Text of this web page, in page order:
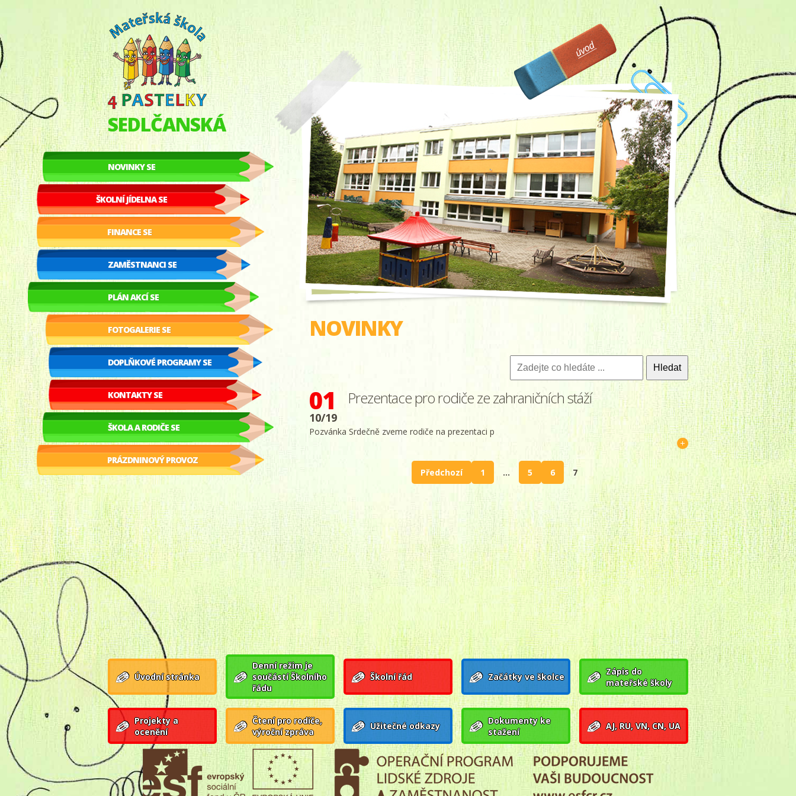
SEDLČANSKÁ
NOVINKY SE
ŠKOLNÍ JÍDELNA SE
FINANCE SE
ZAMĚSTNANCI SE
PLÁN AKCÍ SE
FOTOGALERIE SE
DOPLŇKOVÉ PROGRAMY SE
KONTAKTY SE
ŠKOLA A RODIČE SE
PRÁZDNINOVÝ PROVOZ
NOVINKY
co
hledáte
01
10/19
Prezentace pro rodiče ze zahraničních stáží
Pozvánka Srdečně zveme rodiče na prezentaci p
Předchozí 1 … 5 6 7
Úvodní stránka
Denní režim je
součástí Školního
řádu
Školní řád Začátky ve školce
Zápis do
mateřské školy
Projekty a
ocenění
Čtení pro rodiče,
výroční zpráva
Užitečné odkazy
Dokumenty ke
stažení
AJ, RU, VN, CN, UA